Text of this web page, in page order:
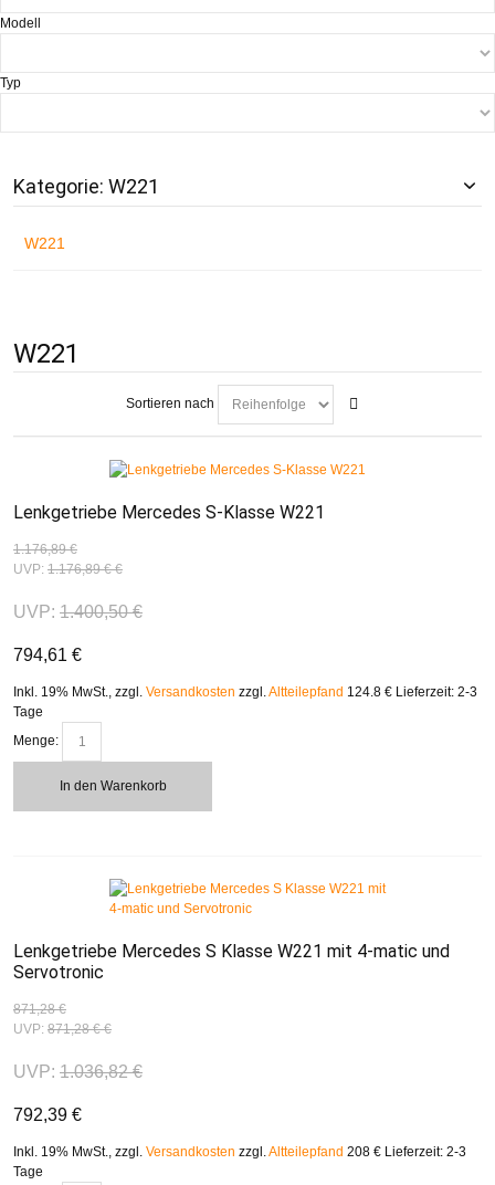
Modell
Typ
Kategorie: W221
W221
W221
Sortieren nach
Lenkgetriebe Mercedes S-Klasse W221
1.176,89 €
UVP: 1.176,89 €€
UVP: 1.400,50 €
794,61 €
Inkl. 19% MwSt., zzgl. Versandkosten zzgl.Altteilepfand 124.8 € Lieferzeit: 2-3
Tage
Menge:
In den Warenkorb
Lenkgetriebe Mercedes S Klasse W221 mit 4-matic und
Servotronic
871,28 €
UVP: 871,28 €€
UVP: 1.036,82 €
792,39 €
Inkl. 19% MwSt., zzgl. Versandkosten zzgl.Altteilepfand 208 € Lieferzeit: 2-3
Tage